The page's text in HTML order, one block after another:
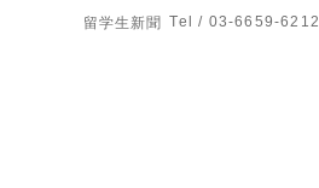
留学生新聞 Tel / 03-6659-6212